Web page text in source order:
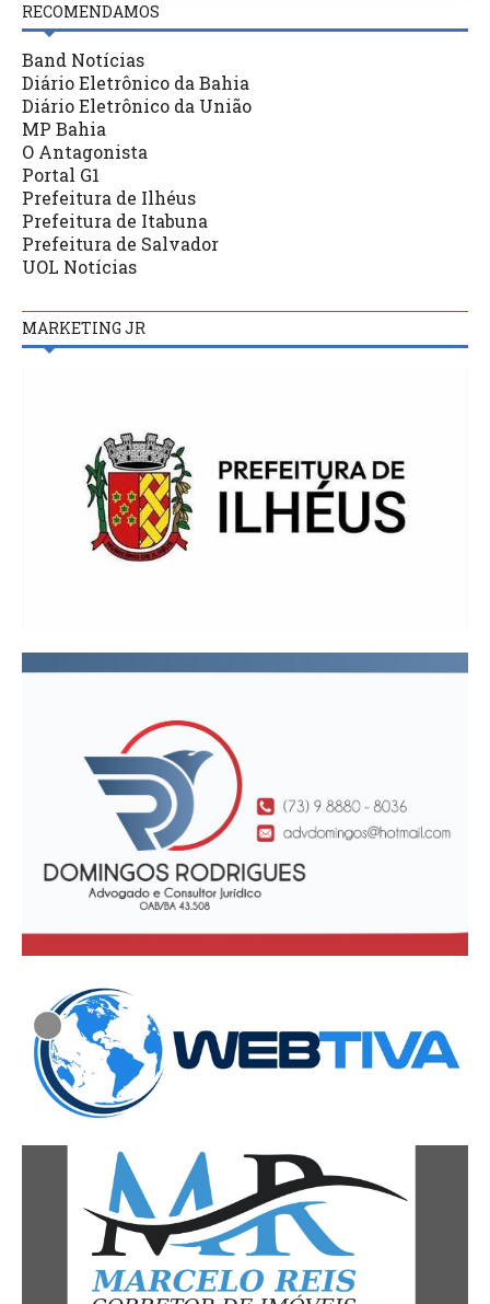
RECOMENDAMOS
Band Notícias
Diário Eletrônico da Bahia
Diário Eletrônico da União
MP Bahia
O Antagonista
Portal G1
Prefeitura de Ilhéus
Prefeitura de Itabuna
Prefeitura de Salvador
UOL Notícias
MARKETING JR